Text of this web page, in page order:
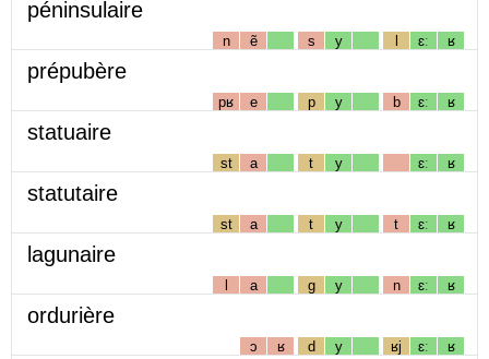
péninsulaire
n ẽ s y l ɛː ʁ
prépubère
pʁ e p y b ɛː ʁ
statuaire
st a t y ɛː ʁ
statutaire
st a t y t ɛː ʁ
lagunaire
l a g y n ɛː ʁ
ordurière
ɔ ʁ d y ʁj ɛː ʁ